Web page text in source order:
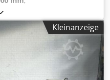
mm/min
mit hoher Reserve, inkl.
24V, inkl. Zentralelektrik für
Bus Steuerung! auch als
R N Tqedwjf
Kleinanzeige